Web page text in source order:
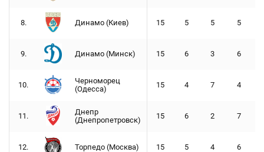
8. Динамо (Киев) 15 5 5 5
9. Динамо (Минск) 15 6 3 6
10.
Черноморец
(Одесса)
15 4 7 4
11.
Днепр
(Днепропетровск)
15 6 2 7
12. Торпедо (Москва) 15 5 4 6